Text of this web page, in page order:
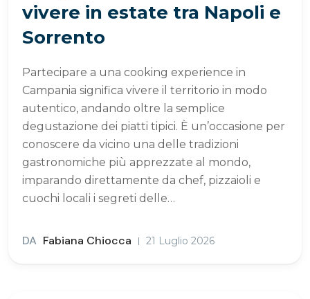
vivere in estate tra Napoli e
Sorrento
Partecipare a una cooking experience in
Campania significa vivere il territorio in modo
autentico, andando oltre la semplice
degustazione dei piatti tipici. È un’occasione per
conoscere da vicino una delle tradizioni
gastronomiche più apprezzate al mondo,
imparando direttamente da chef, pizzaioli e
cuochi locali i segreti delle…
DA Fabiana Chiocca 21 Luglio 2026